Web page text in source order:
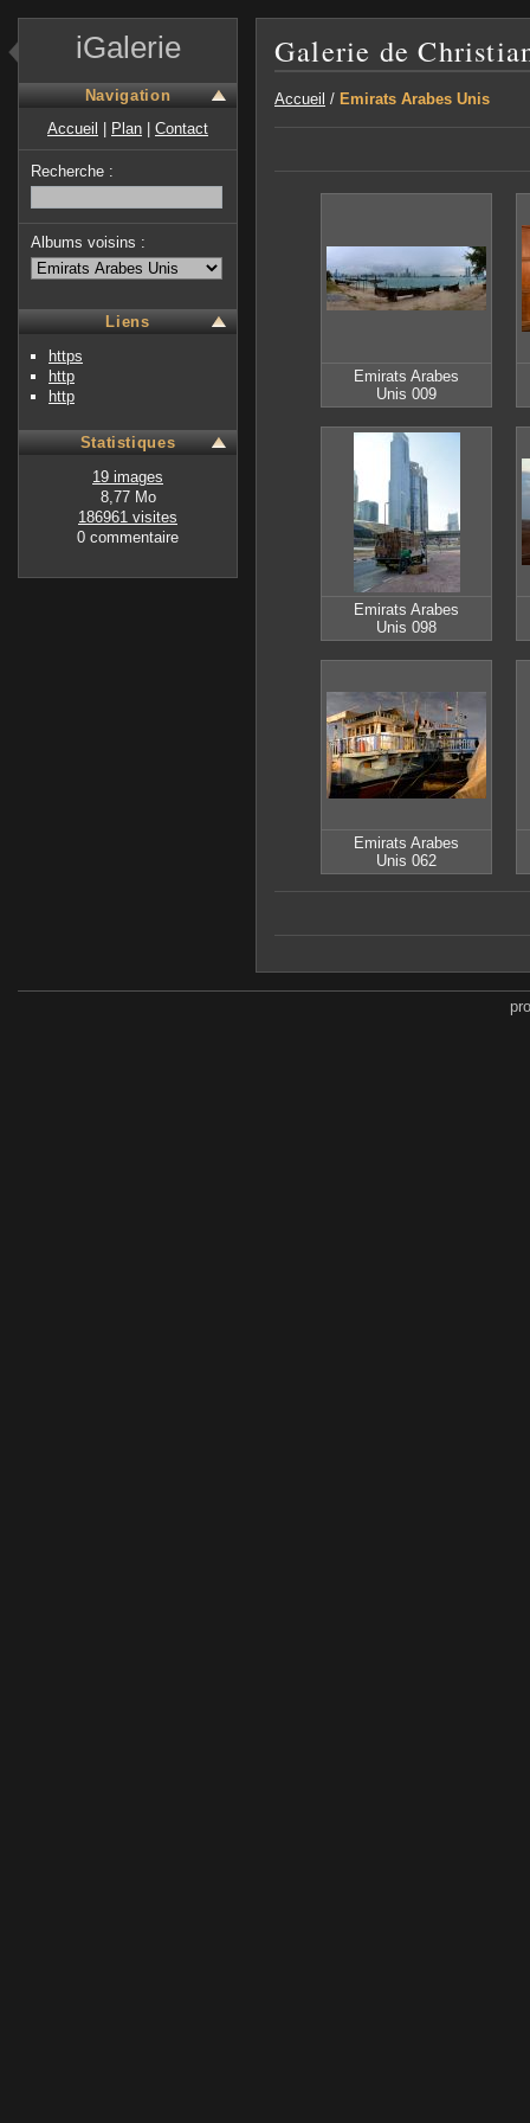
iGalerie
Navigation
Accueil
Plan Contact
Recherche :
Albums voisins :
Liens
https
http
http
Statistiques
19 images
8,77 Mo
186961 visites
0 commentaire
Galerie de
Accueil / Emirats Arabes Unis
Emirats Arabes
Unis 009
Emirats Arabes
Unis 098
Emirats Arabes
Unis 062